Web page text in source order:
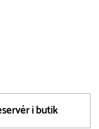
i butik